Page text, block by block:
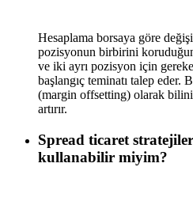
Hesaplama borsaya göre
pozisyonun birbirini
ve iki ayrı pozisyon için
başlangıç teminatı talep eder.
(margin offsetting) olarak
artırır.
Spread ticaret
kullanabilir miyim?